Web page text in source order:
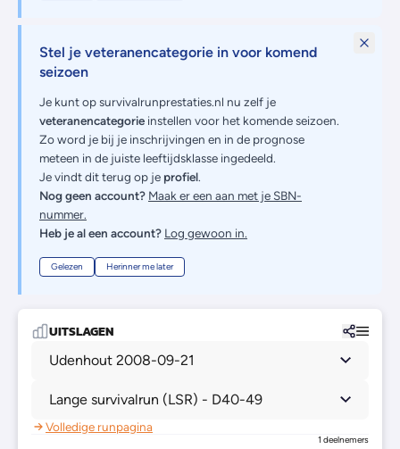
Stel je veteranencategorie in voor komend
seizoen
Je kunt op survivalrunprestaties.nl nu zelf je
veteranencategorie instellen voor het komende seizoen.
Zo word je bij je inschrijvingen en in de prognose
meteen in de juiste leeftijdsklasse ingedeeld.
Je vindt dit terug op je profiel.
Nog geen account? Maak er een aan met je SBN-
nummer.
Heb je al een account? Log gewoon in.
Gelezen Herinner me later
UITSLAGEN
Udenhout 2008-09-21
Lange survivalrun (LSR) - D40-49
Volledige runpagina
1 deelnemers